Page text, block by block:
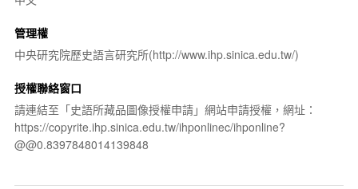
管理權
中央研究院歷史語言研究所(http://www.ihp.sinica.edu.tw/)
授權聯絡窗口
請連結至「史語所藏品圖像授權申請」網站申請授權，網址：
https://copyrite.ihp.sinica.edu.tw/ihponlinec/ihponline?
@@0.8397848014139848